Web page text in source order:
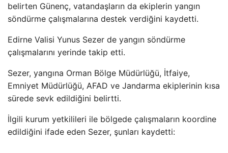
belirten Günenç, vatandaşların da ekiplerin yangın
söndürme çalışmalarına destek verdiğini kaydetti.
Edirne Valisi Yunus Sezer de yangın söndürme
çalışmalarını yerinde takip etti.
Sezer, yangına Orman Bölge Müdürlüğü, İtfaiye,
Emniyet Müdürlüğü, AFAD ve Jandarma ekiplerinin kısa
sürede sevk edildiğini belirtti.
İlgili kurum yetkilileri ile bölgede çalışmaların koordine
edildiğini ifade eden Sezer, şunları kaydetti: